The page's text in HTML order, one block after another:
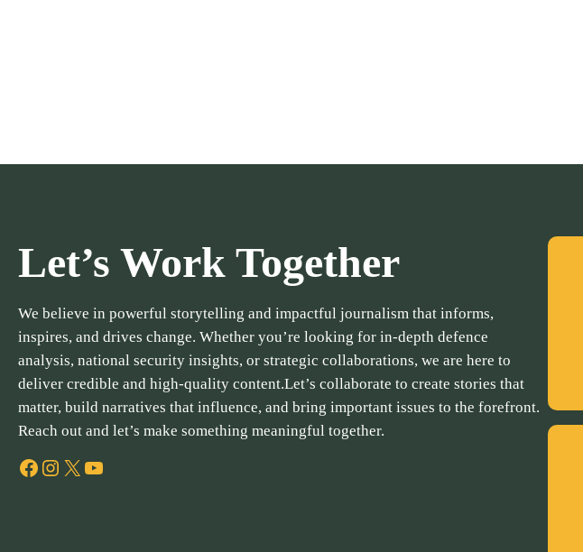
Let’s Work Together
We believe in powerful storytelling and impactful journalism that informs,
inspires, and drives change. Whether you’re looking for in-depth defence
analysis, national security insights, or strategic collaborations, we are here to
deliver credible and high-quality content.Let’s collaborate to create stories that
matter, build narratives that influence, and bring important issues to the forefront.
Reach out and let’s make something meaningful together.
Facebook Instagram X YouTube